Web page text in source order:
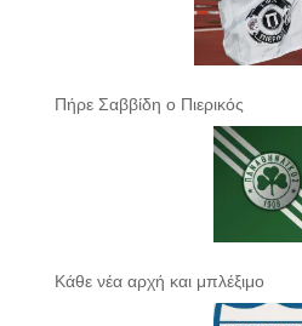
Πήρε Σαββίδη ο Πιερικός
Κάθε νέα αρχή και μπλέξιμο